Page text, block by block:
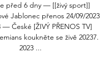
před 6 dny — [[živý sport]]
Jablonec přenos 24/09/2023
— České [ŽIVÝ PŘENOS TV]
koukněte se živě 20237.
2023 ...